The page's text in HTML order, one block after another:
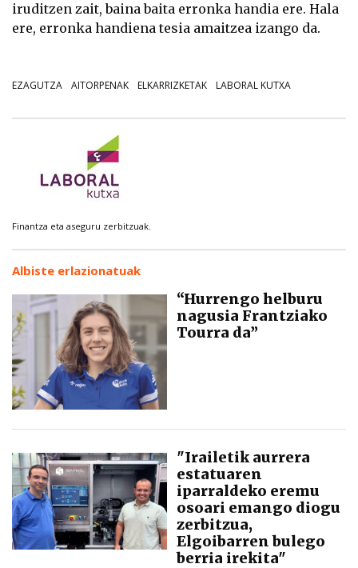
iruditzen zait, baina baita erronka handia ere. Hala
ere, erronka handiena tesia amaitzea izango da.
EZAGUTZA AITORPENAK ELKARRIZKETAK LABORAL KUTXA
Finantza eta aseguru zerbitzuak.
Albiste erlazionatuak
“Hurrengo helburu
nagusia Frantziako
Tourra da”
"Irailetik aurrera
estatuaren
iparraldeko eremu
osoari emango diogu
zerbitzua,
Elgoibarren bulego
berria irekita"